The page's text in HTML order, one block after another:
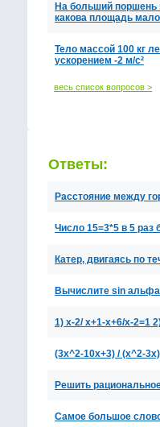
На больший поршень
какова площадь
Тело массой 100 кг
ускорением -2 м/с²
весь список вопросов >
Ответы:
Расстояние между
Число 15=3*5 в 5 раз
Катер, двигаясь по
Вычислите sin
1) x-2/ x+1-x+6/x-2=1
(3x^2-10x+3) / (x^2-
Решить
Самое большое